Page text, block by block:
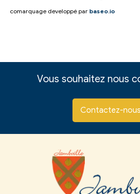
comarquage developpé par baseo.io
Vous souhaitez nous
Contactez-nous